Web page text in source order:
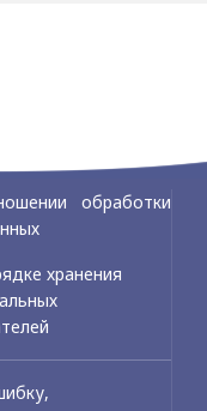
обработки
хранения